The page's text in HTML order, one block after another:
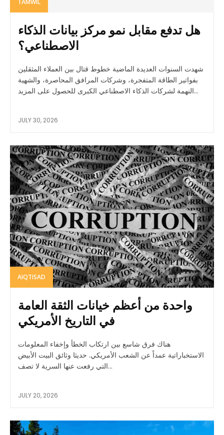
هل تدفع مقابل نمو مركز بيانات الذكاء
الاصطناعي؟
شهدت السنوات العديدة الماضية خطوط قتال بين العملاء المثقلين
بفواتير الطاقة المتفجرة، وشركات المرافق المحاصرة، والشهية
النهمة لشركات الذكاء الاصطناعي الكبرى للحصول على المزيد...
JULY 30, 2026
AIQTISAD
واحدة من أعظم خيانات الثقة العامة
في التاريخ الأمريكي
هناك فرق شاسع بين ارتكاب الخطأ وإخفاء المعلومات
الاستخباراتية عمداً عن الشعب الأمريكي. حديثا وثائق البيت الأبيض
التي رفعت عنها السرية لا تصف...
JULY 20, 2026